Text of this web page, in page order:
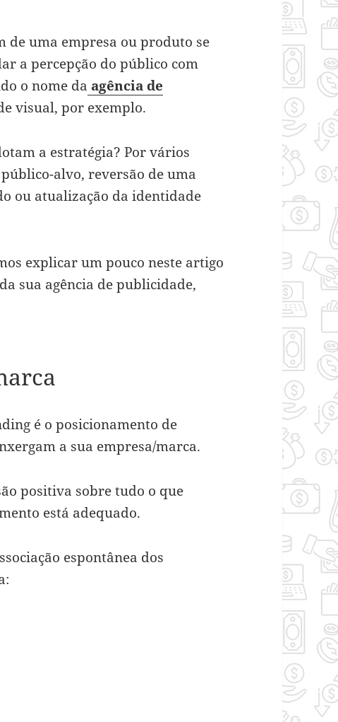
de uma empresa ou produto se
a percepção do público com
o nome da agência de
visual, por exemplo.
a estratégia? Por vários
alvo, reversão de uma
ou atualização da identidade
explicar um pouco neste artigo
sua agência de publicidade,
é o posicionamento de
a sua empresa/marca.
positiva sobre tudo o que
está adequado.
espontânea dos